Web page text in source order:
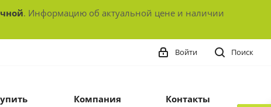
. Информацию об актуальной цене и наличии
Поиск
Войти
Компания Контакты